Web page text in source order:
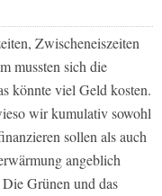
Zwischeneiszeiten
mussten sich die
könnte viel Geld kosten.
wir kumulativ sowohl
sollen als auch
angeblich
Grünen und das